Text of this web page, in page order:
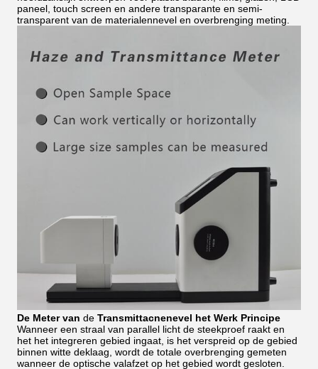
paneel, touch screen en andere transparante en semi-
transparent van de materialennevel en overbrenging meting.
De Meter van de Transmittacnenevel het Werk Principe
Wanneer een straal van parallel licht de steekproef raakt en
het het integreren gebied ingaat, is het verspreid op de gebied
binnen witte deklaag, wordt de totale overbrenging gemeten
wanneer de optische valafzet op het gebied wordt gesloten.